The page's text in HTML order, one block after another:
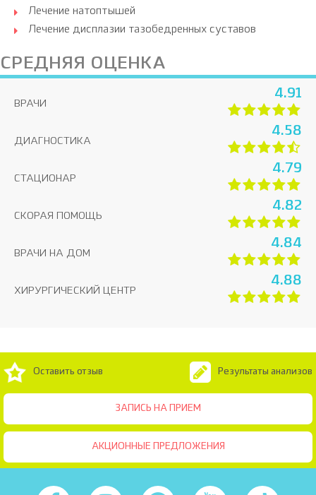
Лечение натоптышей
Лечение дисплазии тазобедренных суставов
СРЕДНЯЯ ОЦЕНКА
ВРАЧИ
4.91
ДИАГНОСТИКА
4.58
СТАЦИОНАР
4.79
СКОРАЯ ПОМОЩЬ
4.82
ВРАЧИ НА ДОМ
4.84
ХИРУРГИЧЕСКИЙ ЦЕНТР
4.88
ЗАПИСЬ НА ПРИЕМ
Оставить отзыв Результаты анализов
АКЦИОННЫЕ ПРЕДЛОЖЕНИЯ